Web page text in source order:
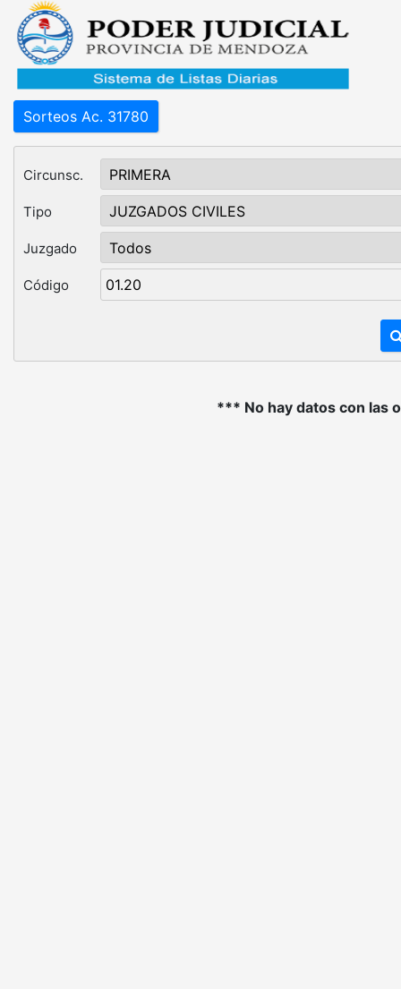
Sorteos Ac. 31780
Circunsc.
Tipo
Juzgado
Código
*** No hay datos con las